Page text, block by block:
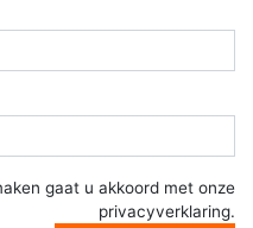
gaat u akkoord met onze
privacyverklaring.